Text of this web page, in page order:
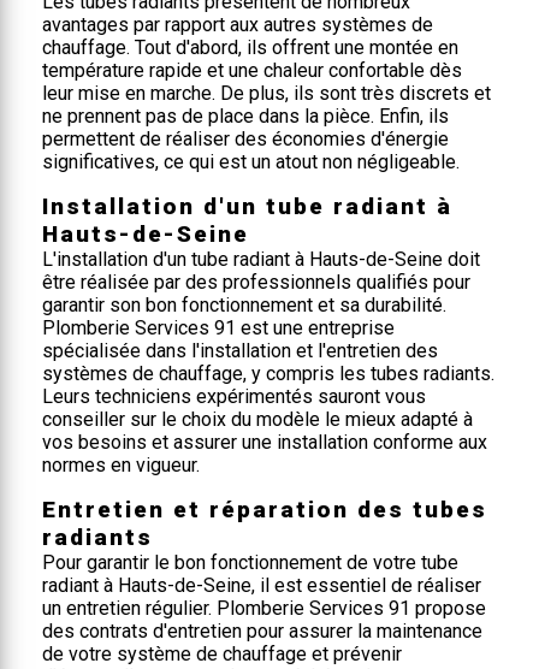
avantages par rapport aux autres systèmes de
chauffage. Tout d'abord, ils offrent une montée en
température rapide et une chaleur confortable dès
leur mise en marche. De plus, ils sont très discrets et
ne prennent pas de place dans la pièce. Enfin, ils
permettent de réaliser des économies d'énergie
significatives, ce qui est un atout non négligeable.
Installation d'un tube radiant à
Hauts-de-Seine
L'installation d'un tube radiant à Hauts-de-Seine doit
être réalisée par des professionnels qualifiés pour
garantir son bon fonctionnement et sa durabilité.
Plomberie Services 91 est une entreprise
spécialisée dans l'installation et l'entretien des
systèmes de chauffage, y compris les tubes radiants.
Leurs techniciens expérimentés sauront vous
conseiller sur le choix du modèle le mieux adapté à
vos besoins et assurer une installation conforme aux
normes en vigueur.
Entretien et réparation des tubes
radiants
Pour garantir le bon fonctionnement de votre tube
radiant à Hauts-de-Seine, il est essentiel de réaliser
un entretien régulier. Plomberie Services 91 propose
des contrats d'entretien pour assurer la maintenance
de votre système de chauffage et prévenir